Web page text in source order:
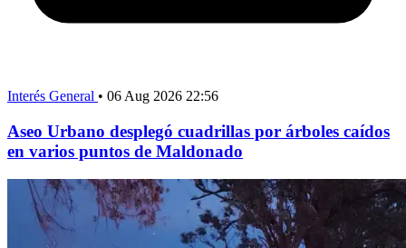
Interés General • 06 Aug 2026 22:56
Aseo Urbano desplegó cuadrillas por árboles caídos
en varios puntos de Maldonado